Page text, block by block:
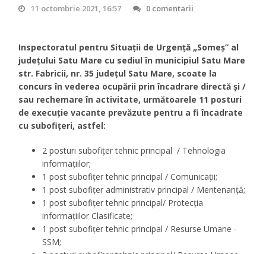
11 octombrie 2021, 16:57 0 comentarii
Inspectoratul pentru Situaţii de Urgenţă „Someș” al
județului Satu Mare cu sediul în municipiul Satu Mare
str. Fabricii, nr. 35 județul Satu Mare, scoate la
concurs în vederea ocupării prin încadrare directă și /
sau rechemare în activitate, următoarele 11 posturi
de execuție vacante prevăzute pentru a fi încadrate
cu subofițeri, astfel:
2 posturi subofițer tehnic principal / Tehnologia
informațiilor;
1 post subofițer tehnic principal / Comunicații;
1 post subofițer administrativ principal / Mentenanță;
1 post subofițer tehnic principal/ Protecția
informațiilor Clasificate;
1 post subofițer tehnic principal / Resurse Umane -
SSM;